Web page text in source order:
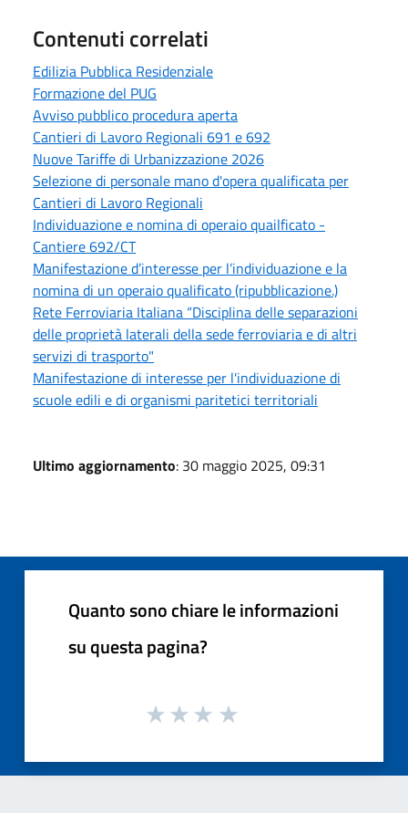
Contenuti correlati
Edilizia Pubblica Residenziale
Formazione del PUG
Avviso pubblico procedura aperta
Cantieri di Lavoro Regionali 691 e 692
Nuove Tariffe di Urbanizzazione 2026
Selezione di personale mano d'opera qualificata per
Cantieri di Lavoro Regionali
Individuazione e nomina di operaio quailficato -
Cantiere 692/CT
Manifestazione d’interesse per l’individuazione e la
nomina di un operaio qualificato (ripubblicazione.)
Rete Ferroviaria Italiana “Disciplina delle separazioni
delle proprietà laterali della sede ferroviaria e di altri
servizi di trasporto"
Manifestazione di interesse per l'individuazione di
scuole edili e di organismi paritetici territoriali
Ultimo aggiornamento: 30 maggio 2025, 09:31
Quanto sono chiare le informazioni
su questa pagina?